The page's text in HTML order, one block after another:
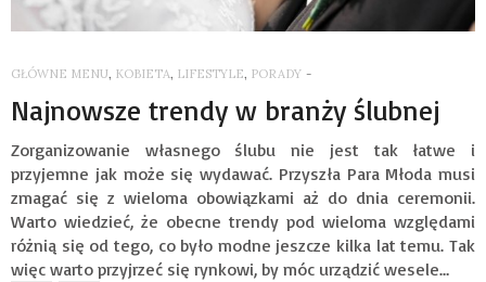
GŁÓWNE MENU, KOBIETA, LIFESTYLE, PORADY -
Najnowsze trendy w branży ślubnej
Zorganizowanie własnego ślubu nie jest tak łatwe i
przyjemne jak może się wydawać. Przyszła Para Młoda musi
zmagać się z wieloma obowiązkami aż do dnia ceremonii.
Warto wiedzieć, że obecne trendy pod wieloma względami
różnią się od tego, co było modne jeszcze kilka lat temu. Tak
więc warto przyjrzeć się rynkowi, by móc urządzić wesele…